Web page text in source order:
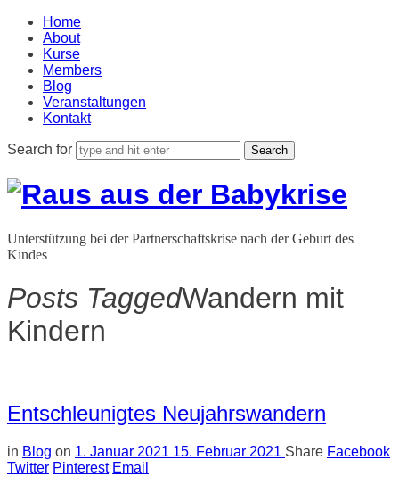
Home
About
Kurse
Members
Blog
Veranstaltungen
Kontakt
Search for
Raus
aus
der
Babykrise
Unterstützung bei der Partnerschaftskrise nach der Geburt des
Kindes
Posts TaggedWandern mit
Kindern
Entschleunigtes Neujahrswandern
in Blog on 1. Januar 2021 15. Februar 2021 Share Facebook
Twitter Pinterest Email